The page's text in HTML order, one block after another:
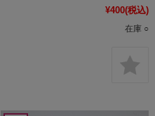
¥400(税込)
在庫 ○